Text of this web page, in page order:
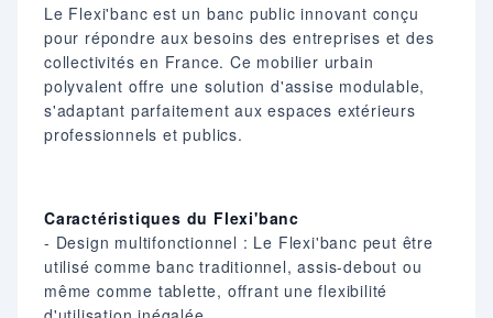
Le Flexi'banc est un banc public innovant conçu
pour répondre aux besoins des entreprises et des
collectivités en France. Ce mobilier urbain
polyvalent offre une solution d'assise modulable,
s'adaptant parfaitement aux espaces extérieurs
professionnels et publics.
Caractéristiques du Flexi'banc
- Design multifonctionnel : Le Flexi'banc peut être
utilisé comme banc traditionnel, assis-debout ou
même comme tablette, offrant une flexibilité